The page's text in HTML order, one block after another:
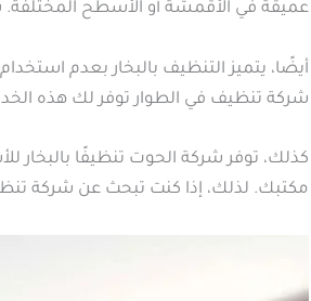
عميقة في الأقمشة أو الأسطح
أيضًا، يتميز التنظيف بالبخار بعدم
شركة تنظيف في الطوار توفر لك هذه
كذلك، توفر شركة الحوت تنظيفًا بالبخار
مكتبك. لذلك، إذا كنت تبحث عن شركة